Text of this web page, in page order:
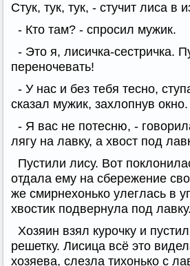
Стук, тук, тук, - стучит лиса в
- Кто там? - спросил мужик.
- Это я, лисичка-сестричка.
переночевать!
- У нас и без тебя тесно,
сказал мужик, захлопнув окно.
- Я вас не потесню, -
лягу на лавку, а хвост под
Пустили лису. Вот
отдала ему на сбережение
же смирнехонько улеглась в
хвостик подвернула под лавку.
Хозяин взял курочку и
решетку. Лисица всё это
хозяева, слезла тихонько с